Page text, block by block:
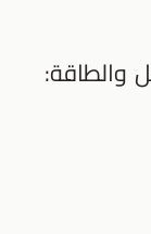
والطاقة: